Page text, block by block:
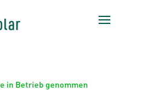
in Betrieb genommen